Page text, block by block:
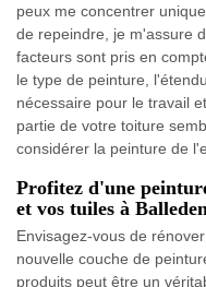
peux me concentrer
de repeindre, je m'assure
facteurs sont pris en
le type de peinture,
nécessaire pour le travail
partie de votre toiture
considérer la peinture de
Profitez d'une
et vos tuiles à
Envisagez-vous de
nouvelle couche de
produits peut être un